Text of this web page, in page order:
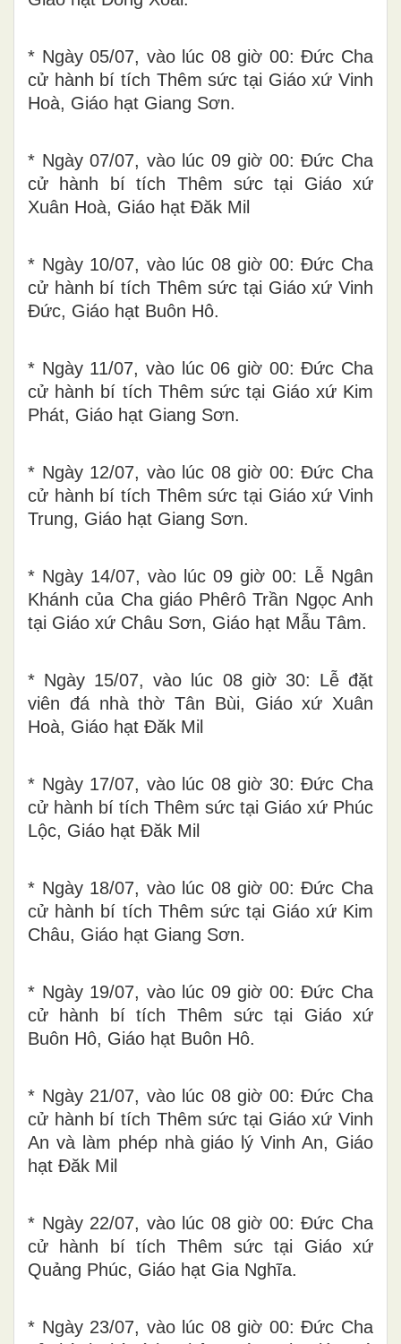
* Ngày 05/07, vào lúc 08 giờ 00: Đức Cha
cử hành bí tích Thêm sức tại Giáo xứ Vinh
Hoà, Giáo hạt Giang Sơn.
* Ngày 07/07, vào lúc 09 giờ 00: Đức Cha
cử hành bí tích Thêm sức tại Giáo xứ
Xuân Hoà, Giáo hạt Đăk Mil
* Ngày 10/07, vào lúc 08 giờ 00: Đức Cha
cử hành bí tích Thêm sức tại Giáo xứ Vinh
Đức, Giáo hạt Buôn Hô.
* Ngày 11/07, vào lúc 06 giờ 00: Đức Cha
cử hành bí tích Thêm sức tại Giáo xứ Kim
Phát, Giáo hạt Giang Sơn.
* Ngày 12/07, vào lúc 08 giờ 00: Đức Cha
cử hành bí tích Thêm sức tại Giáo xứ Vinh
Trung, Giáo hạt Giang Sơn.
* Ngày 14/07, vào lúc 09 giờ 00: Lễ Ngân
Khánh của Cha giáo Phêrô Trần Ngọc Anh
tại Giáo xứ Châu Sơn, Giáo hạt Mẫu Tâm.
* Ngày 15/07, vào lúc 08 giờ 30: Lễ đặt
viên đá nhà thờ Tân Bùi, Giáo xứ Xuân
Hoà, Giáo hạt Đăk Mil
* Ngày 17/07, vào lúc 08 giờ 30: Đức Cha
cử hành bí tích Thêm sức tại Giáo xứ Phúc
Lộc, Giáo hạt Đăk Mil
* Ngày 18/07, vào lúc 08 giờ 00: Đức Cha
cử hành bí tích Thêm sức tại Giáo xứ Kim
Châu, Giáo hạt Giang Sơn.
* Ngày 19/07, vào lúc 09 giờ 00: Đức Cha
cử hành bí tích Thêm sức tại Giáo xứ
Buôn Hô, Giáo hạt Buôn Hô.
* Ngày 21/07, vào lúc 08 giờ 00: Đức Cha
cử hành bí tích Thêm sức tại Giáo xứ Vinh
An và làm phép nhà giáo lý Vinh An, Giáo
hạt Đăk Mil
* Ngày 22/07, vào lúc 08 giờ 00: Đức Cha
cử hành bí tích Thêm sức tại Giáo xứ
Quảng Phúc, Giáo hạt Gia Nghĩa.
* Ngày 23/07, vào lúc 08 giờ 00: Đức Cha